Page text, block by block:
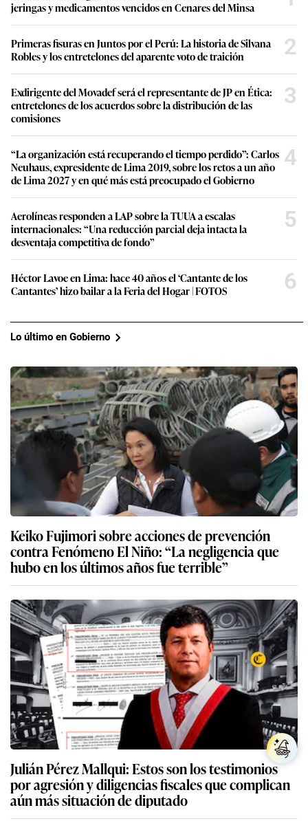
jeringas y medicamentos vencidos en Cenares del Minsa
Primeras fisuras en Juntos por el Perú: La historia de Silvana
Robles y los entretelones del aparente voto de traición
2
Exdirigente del Movadef será el representante de JP en Ética:
entretelones de los acuerdos sobre la distribución de las
comisiones
3
“La organización está recuperando el tiempo perdido”: Carlos
Neuhaus, expresidente de Lima 2019, sobre los retos a un año
de Lima 2027 y en qué más está preocupado el Gobierno
4
Aerolíneas responden a LAP sobre la TUUA a escalas
internacionales: “Una reducción parcial deja intacta la
desventaja competitiva de fondo”
5
Héctor Lavoe en Lima: hace 40 años el ‘Cantante de los
Cantantes’ hizo bailar a la Feria del Hogar | FOTOS
6
Lo último en Gobierno
Keiko Fujimori sobre acciones de prevención
contra Fenómeno El Niño: “La negligencia que
hubo en los últimos años fue terrible”
Julián Pérez Mallqui: Estos son los testimonios
por agresión y diligencias fiscales que complican
aún más situación de diputado